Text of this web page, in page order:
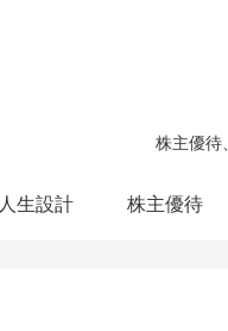
株主優待
人生設計 株主優待